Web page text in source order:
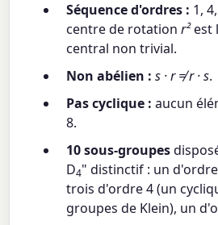
Séquence d'ordres : 1,
centre de rotationr²est
central non trivial.
Non abélien : s · r ≠ r · s.
Pas cyclique : aucun
8.
10 sous-groupes
D4" distinctif : un
trois d'ordre 4 (un
groupes de Klein), un